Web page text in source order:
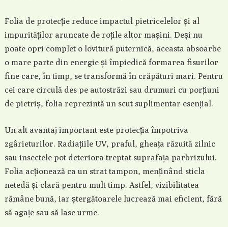
Folia de protecție reduce impactul pietricelelor și al
impurităților aruncate de roțile altor mașini. Deși nu
poate opri complet o lovitură puternică, aceasta absoarbe
o mare parte din energie și împiedică formarea fisurilor
fine care, în timp, se transformă în crăpături mari. Pentru
cei care circulă des pe autostrăzi sau drumuri cu porțiuni
de pietriș, folia reprezintă un scut suplimentar esențial.
Un alt avantaj important este protecția împotriva
zgârieturilor. Radiațiile UV, praful, gheața răzuită zilnic
sau insectele pot deteriora treptat suprafața parbrizului.
Folia acționează ca un strat tampon, menținând sticla
netedă și clară pentru mult timp. Astfel, vizibilitatea
rămâne bună, iar ștergătoarele lucrează mai eficient, fără
să agațe sau să lase urme.